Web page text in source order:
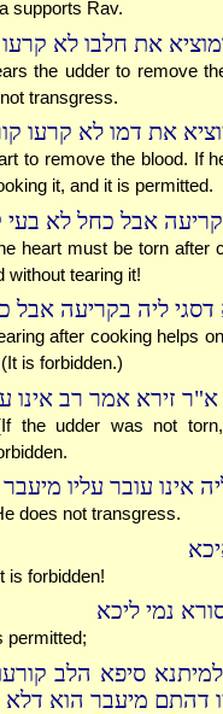
supports Rav.
את חלבו לא קרעו
the udder to remove
transgress.
את דמו לא קרעו
to remove the blood. If
it, and it is permitted.
אבל כחל לא בעי
heart must be torn after
without tearing it!
ליה בקריעה אבל
after cooking helps
is forbidden.)
זירא אמר רב אינו
the udder was not
אינו עובר עליו
does not transgress.
is forbidden!
נמי ליכא
permitted;
למיתנא סיפא הלב
דהתם מיעבר הוא